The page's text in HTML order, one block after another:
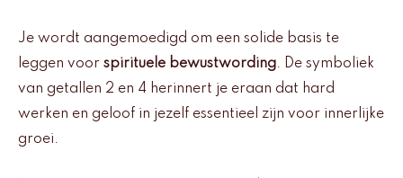
Je wordt aangemoedigd om een solide basis te
leggen voor spirituele bewustwording. De symboliek
van getallen 2 en 4 herinnert je eraan dat hard
werken en geloof in jezelf essentieel zijn voor innerlijke
groei.